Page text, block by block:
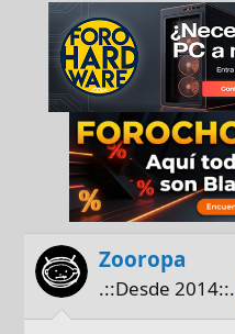
Zooropa
.::Desde 2014::.